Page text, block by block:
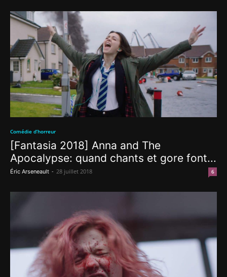
Comédie d’horreur
[Fantasia 2018] Anna and The
Apocalypse: quand chants et gore font...
Éric Arseneault - 28 juillet 2018 6